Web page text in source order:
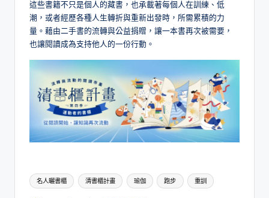
這些書籍不只是個人的藏書，也承載著每個人在訓練、低
潮，或者經歷各種人生轉折與重新出發時，所需累積的力
量。藉由二手書的流轉與公益捐贈，讓一本書再次被需要，
也讓閱讀成為支持他人的一份行動。
Tags:
名人曬書櫃 清書櫃計畫 瑜伽 跑步 重訓